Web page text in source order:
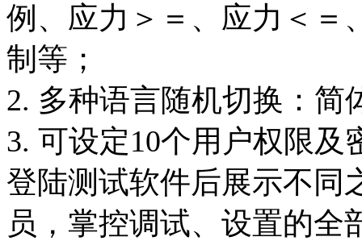
例、应力＞＝、应力＜＝
制等；
2. 多种语言随机切换：简
3. 可设定10个用户权限
登陆测试软件后展示不同
员，掌控调试、设置的全